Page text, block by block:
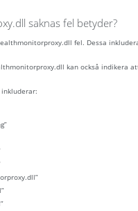
saknas fel betyder?
fel. Dessa
kan också indikera